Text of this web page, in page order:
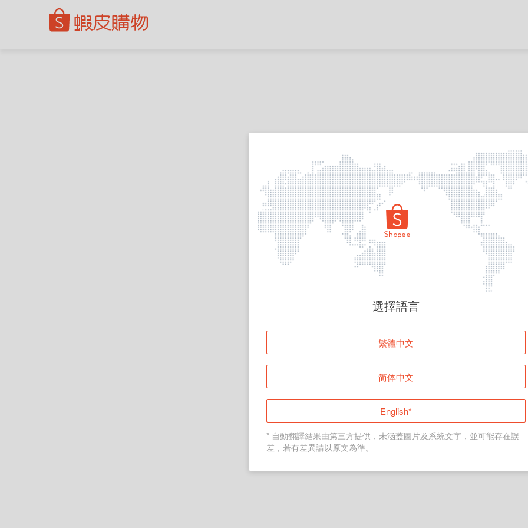
頁面無法顯示
登入
返回首頁
選擇語言
繁體中文
简体中文
English*
* 自動翻譯結果由第三方提供，未涵蓋圖片及系統文字，並可能存在誤
差，若有差異請以原文為準。